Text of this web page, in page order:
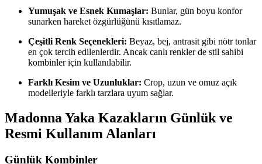
Yumuşak ve Esnek Kumaşlar: Bunlar, gün boyu konfor
sunarken hareket özgürlüğünü kısıtlamaz.
Çeşitli Renk Seçenekleri: Beyaz, bej, antrasit gibi nötr tonlar
en çok tercih edilenlerdir. Ancak canlı renkler de stil sahibi
kombinler için kullanılabilir.
Farklı Kesim ve Uzunluklar: Crop, uzun ve omuz açık
modelleriyle farklı tarzlara uyum sağlar.
Madonna Yaka Kazakların Günlük ve
Resmi Kullanım Alanları
Günlük Kombinler